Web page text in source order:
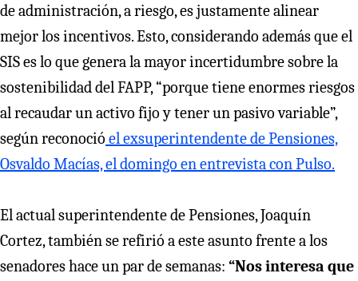
de administración, a riesgo, es justamente alinear
mejor los incentivos. Esto, considerando además que el
SIS es lo que genera la mayor incertidumbre sobre la
sostenibilidad del FAPP, “porque tiene enormes riesgos
al recaudar un activo fijo y tener un pasivo variable”,
según reconoció el exsuperintendente de Pensiones,
Osvaldo Macías, el domingo en entrevista con Pulso.
El actual superintendente de Pensiones, Joaquín
Cortez, también se refirió a este asunto frente a los
senadores hace un par de semanas: “Nos interesa que